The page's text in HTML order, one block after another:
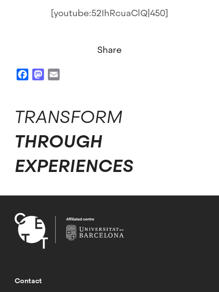
[youtube:52IhRcuaClQ|450]
Share
FacebookMastodon
TRANSFORM
THROUGH
EXPERIENCES
Contact